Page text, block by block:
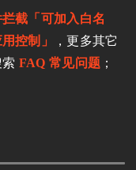
截「可加入白名
控制」
，更多其它
FAQ 常见问题 ；